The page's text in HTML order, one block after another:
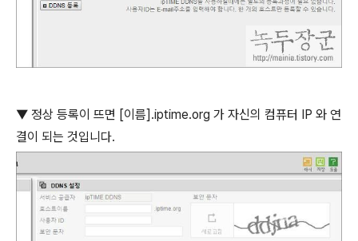
▼ 정상 등록이 뜨면 [이름].iptime.org 가 자신의 컴퓨터 IP 와 연
결이 되는 것입니다.